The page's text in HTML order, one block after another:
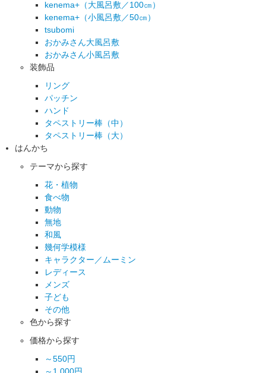
kenema+（大風呂敷／100㎝）
kenema+（小風呂敷／50㎝）
tsubomi
おかみさん大風呂敷
おかみさん小風呂敷
装飾品
リング
パッチン
ハンド
タペストリー棒（中）
タペストリー棒（大）
はんかち
テーマから探す
花・植物
食べ物
動物
無地
和風
幾何学模様
キャラクター／ムーミン
レディース
メンズ
子ども
その他
色から探す
価格から探す
～550円
～1,000円